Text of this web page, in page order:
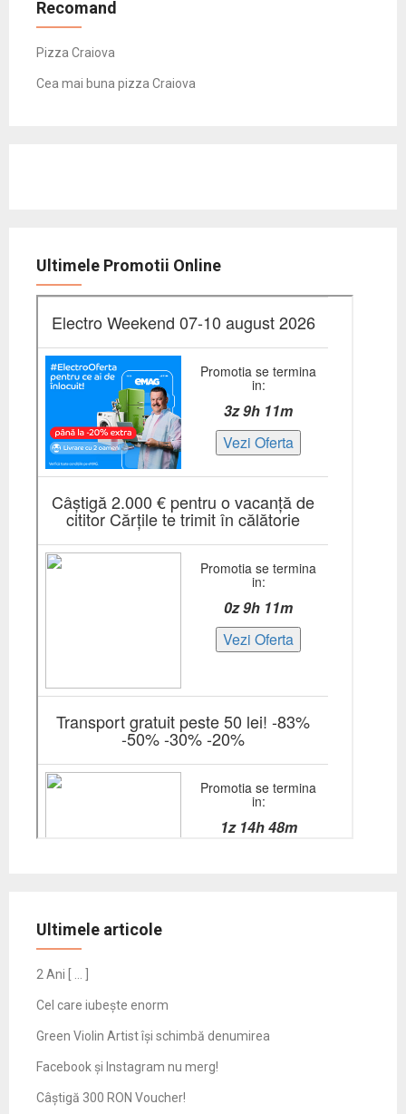
Recomand
Pizza Craiova
Cea mai buna pizza Craiova
Ultimele Promotii Online
Ultimele articole
2 Ani [ … ]
Cel care iubește enorm
Green Violin Artist își schimbă denumirea
Facebook și Instagram nu merg!
Câștigă 300 RON Voucher!